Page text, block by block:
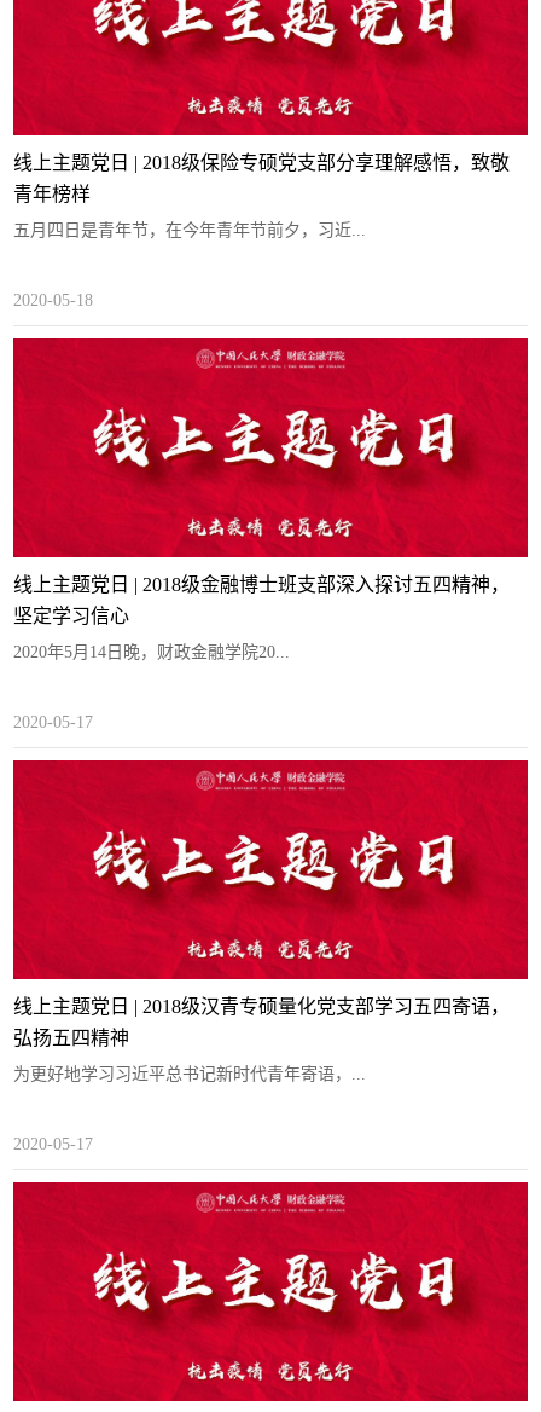
线上主题党日 | 2018级保险专硕党支部分享理解感悟，致敬
青年榜样
五月四日是青年节，在今年青年节前夕，习近...
2020-05-18
线上主题党日 | 2018级金融博士班支部深入探讨五四精神，
坚定学习信心
2020年5月14日晚，财政金融学院20...
2020-05-17
线上主题党日 | 2018级汉青专硕量化党支部学习五四寄语，
弘扬五四精神
为更好地学习习近平总书记新时代青年寄语，...
2020-05-17